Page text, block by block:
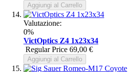
Aggiungi al Carrello
Valutazione:
0%
VictOptics Z4 1x23x34
Regular Price 69,00 €
Aggiungi al Carrello